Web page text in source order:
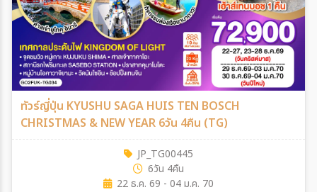
ทัวร์ญี่ปุ่น KYUSHU SAGA HUIS TEN BOSCH
CHRISTMAS & NEW YEAR 6วัน 4คืน (TG)
JP_TG00445
6วัน 4คืน
22 ธ.ค. 69 - 04 ม.ค. 70